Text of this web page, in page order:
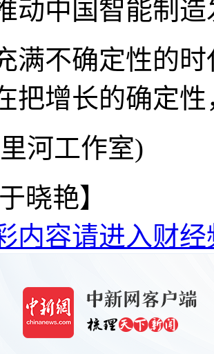
动中国智能制
不确定性的时
把增长的确定
工作室)
晓艳】
内容请进入财经